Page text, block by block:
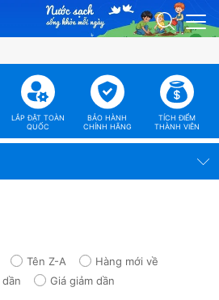
LẮP ĐẶT TOÀN
QUỐC
BẢO HÀNH
CHÍNH HÃNG
TÍCH ĐIỂM
THÀNH VIÊN
Tên Z-A
Hàng mới về
Giá giảm dần